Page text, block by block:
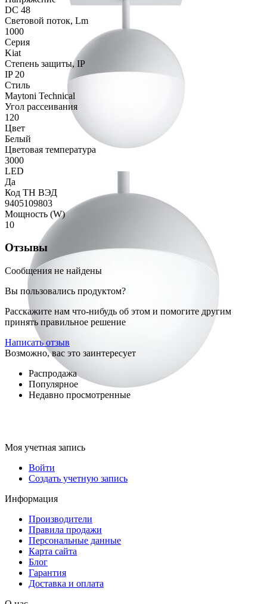
DC 48
Световой поток, Lm
1000
Серия
Kiat
Степень защиты, IP
IP 20
Стиль
Maytoni Technical
Угол рассеивания
120
Цвет
Белый
Цветовая температура
3000
LED
Да
Код ТН ВЭД
9405109803
Мощность (W)
10
Отзывы
Сообщения не найдены
Вы пользовались продуктом?
Расскажите нам что-нибудь об этом и помогите другим
принять правильное решение
Написать отзыв
Возможно, вас это заинтересует
Распродажа
Популярное
Недавно просмотренные
Моя учетная запись
Войти
Создать учетную запись
Информация
Производители
Правила продажи
Персональные данные
Карта сайта
Блог
Гарантия
Доставка и оплата